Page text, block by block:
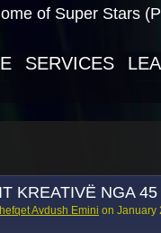
of Super Stars
SERVICES
KREATIVË NGA
Avdush Emini on January